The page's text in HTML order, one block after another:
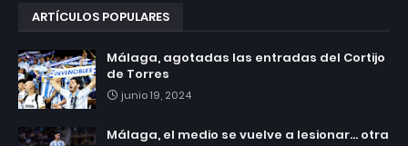
ARTÍCULOS POPULARES
Málaga, agotadas las entradas del Cortijo
de Torres
junio 19, 2024
Málaga, el medio se vuelve a lesionar... otra